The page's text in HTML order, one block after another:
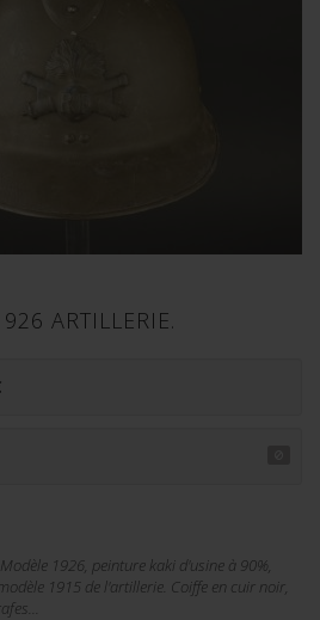
ARTILLERIE.
1926, peinture kaki d'usine à 90%,
1915 de l'artillerie. Coiffe en cuir noir,